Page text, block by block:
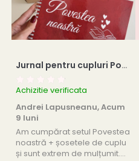
Jurnal pentru cupluri Povestea noastră + ciorapi cuplu
Achizitie verificata
Andrei Lapusneanu,Acum
9 luni
Am cumpărat setul Povestea
noastră + șosetele de cuplu
și sunt extrem de mulțumit.